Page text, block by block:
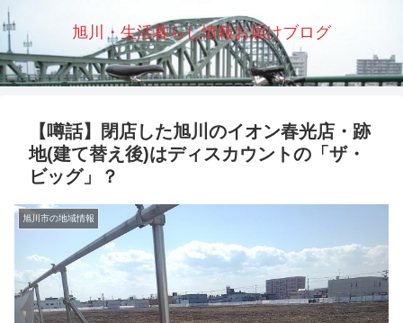
旭川・生活暮らし情報お届けブログ
【噂話】閉店した旭川のイオン春光店・跡
地(建て替え後)はディスカウントの「ザ・
ビッグ」？
旭川市の地域情報